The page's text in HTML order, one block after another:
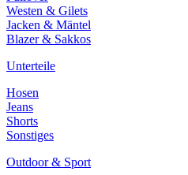
Westen & Gilets
Jacken & Mäntel
Blazer & Sakkos
Unterteile
Hosen
Jeans
Shorts
Sonstiges
Outdoor & Sport